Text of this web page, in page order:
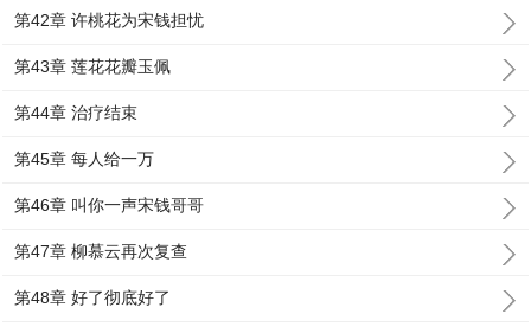
第42章 许桃花为宋钱担忧
第43章 莲花花瓣玉佩
第44章 治疗结束
第45章 每人给一万
第46章 叫你一声宋钱哥哥
第47章 柳慕云再次复查
第48章 好了彻底好了